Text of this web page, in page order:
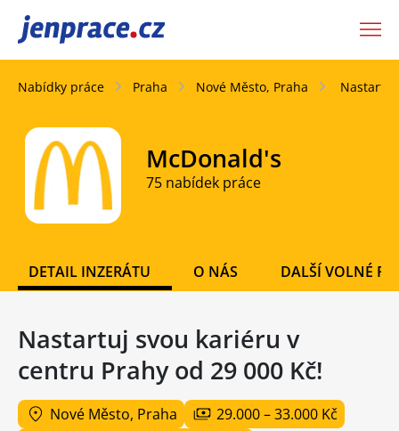
JenPráce.cz
Nabídky práce Praha Nové Město, Praha Nastartuj
McDonald's
75 nabídek práce
DETAIL INZERÁTU O NÁS DALŠÍ VOLNÉ
Nastartuj svou kariéru v
centru Prahy od 29 000 Kč!
Nové Město, Praha
29.000 – 33.000 Kč